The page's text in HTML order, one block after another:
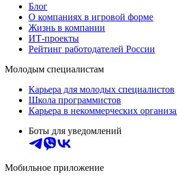
Блог
О компаниях в игровой форме
Жизнь в компании
ИТ-проекты
Рейтинг работодателей России
Молодым специалистам
Карьера для молодых специалистов
Школа программистов
Карьера в некоммерческих
Боты для уведомлений
Мобильное приложение